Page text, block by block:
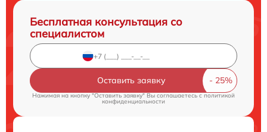
Бесплатная консультация со
специалистом
Оставить заявку
Нажимая на кнопку "Оставить заявку" Вы соглашаетесь cполитикой
конфиденциальности